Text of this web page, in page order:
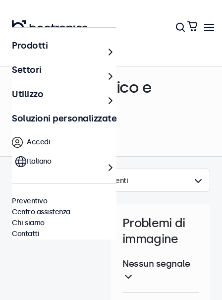
Supporto tecnico e
Argomenti
Problemi di
immagine
Nessun segnale
Prodotti
Settori
Utilizzo
Soluzioni personalizzate
Accedi
Italiano
Preventivo
Centro assistenza
Chi siamo
Contatti